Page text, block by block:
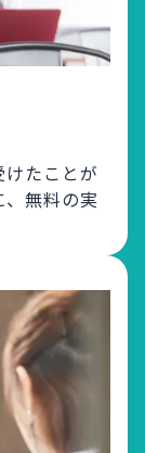
けたことが
無料の実